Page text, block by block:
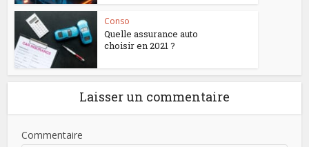
Conso
Quelle assurance auto
choisir en 2021 ?
Laisser un commentaire
Commentaire